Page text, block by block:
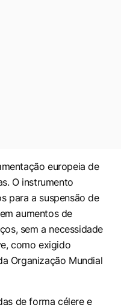
europeia de
O instrumento
para a suspensão de
aumentos de
sem a necessidade
como exigido
Organização Mundial
de forma célere e